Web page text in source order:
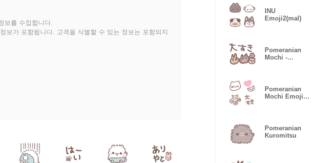
보를 수집합니다.
보가 포함됩니다. 고객을 식별할 수 있는 정보는 포함되지
INU
Emoji2(mal)
Pomeranian
Mochi -
Pomeranian
Mochi Emoji -
Pomeranian
Kuromitsu